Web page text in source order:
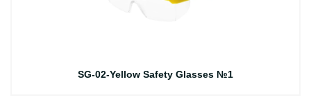
SG-02-Yellow Safety Glasses №1